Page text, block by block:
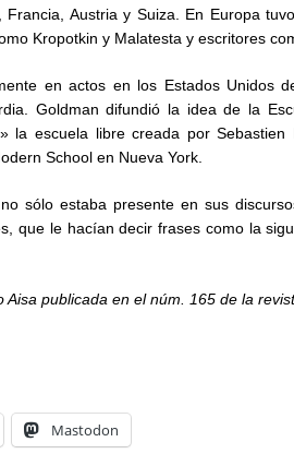
Francia, Austria y Suiza. En Europa
Kropotkin y Malatesta y escritores
en actos en los Estados Unidos
Goldman difundió la idea de la
la escuela libre creada por
School en Nueva York.
sólo estaba presente en sus
que le hacían decir frases como la
Aisa publicada en el núm. 165 de la
Mastodon